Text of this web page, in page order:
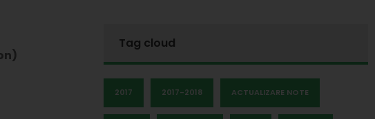
Tag cloud
2017 2017-2018 ACTUALIZARE NOTE